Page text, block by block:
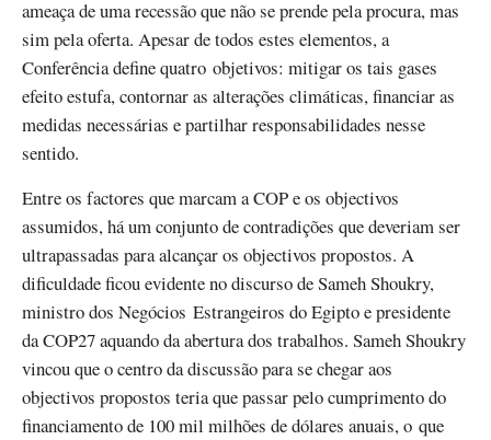
ameaça de uma recessão que não se prende pela procura, mas
sim pela oferta. Apesar de todos estes elementos, a
Conferência define quatro objetivos: mitigar os tais gases
efeito estufa, contornar as alterações climáticas, financiar as
medidas necessárias e partilhar responsabilidades nesse
sentido.
Entre os factores que marcam a COP e os objectivos
assumidos, há um conjunto de contradições que deveriam ser
ultrapassadas para alcançar os objectivos propostos. A
dificuldade ficou evidente no discurso de Sameh Shoukry,
ministro dos Negócios Estrangeiros do Egipto e presidente
da COP27 aquando da abertura dos trabalhos. Sameh Shoukry
vincou que o centro da discussão para se chegar aos
objectivos propostos teria que passar pelo cumprimento do
financiamento de 100 mil milhões de dólares anuais, o que